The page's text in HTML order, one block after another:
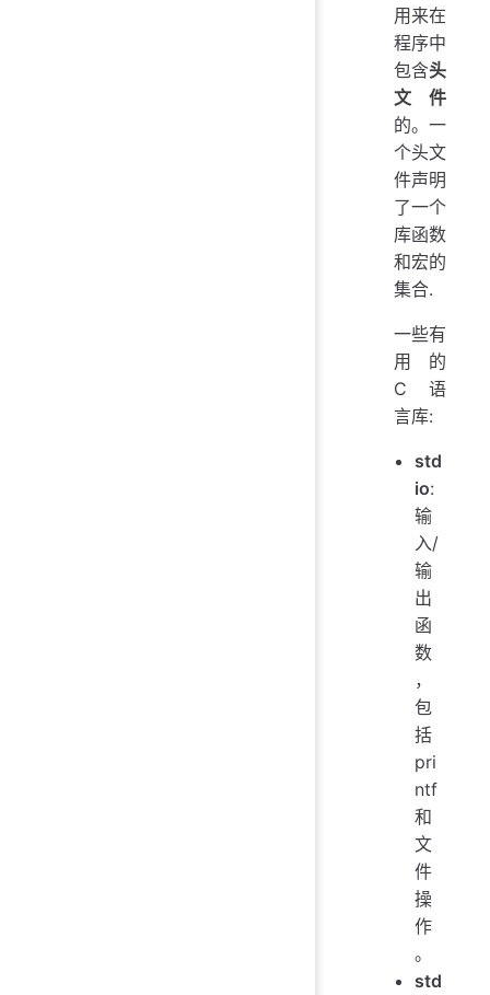
用来在
程序中
包含头
文件
的。一
个头文
件声明
了一个
库函数
和宏的
集合.
一些有
用的
C 语
言库:
std
io:
输
入/
输
出
函
数
，
包
括
pri
ntf
和
文
件
操
作
。
std